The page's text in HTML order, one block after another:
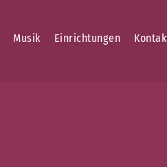
Musik Einrichtungen